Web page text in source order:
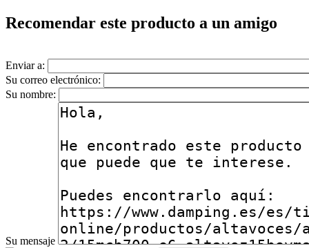
Recomendar este producto a un amigo
Enviar a:
Su correo electrónico:
Su nombre:
Su mensaje